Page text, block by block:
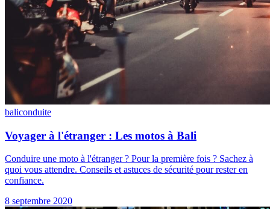
baliconduite
Voyager à l'étranger : Les motos à Bali
Conduire une moto à l'étranger ? Pour la première fois ? Sachez à
quoi vous attendre. Conseils et astuces de sécurité pour rester en
confiance.
8 septembre 2020